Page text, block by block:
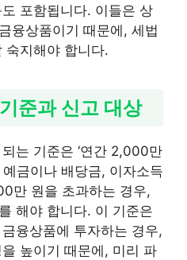
포함됩니다. 이들은 상
융상품이기 때문에, 세법
숙지해야 합니다.
준과 신고 대상
는 기준은 ‘연간 2,000만
금이나 배당금, 이자소득
만 원을 초과하는 경우,
해야 합니다. 이 기준은
융상품에 투자하는 경우,
높이기 때문에, 미리 파